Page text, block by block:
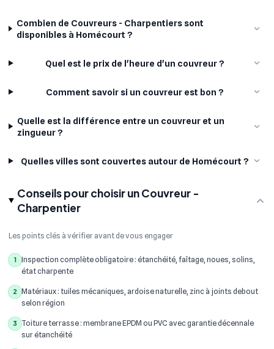
Combien de Couvreurs - Charpentiers sont
disponibles à Homécourt ?
Quel est le prix de l'heure d'un couvreur ?
Comment savoir si un couvreur est bon ?
Quelle est la différence entre un couvreur et un
zingueur ?
Quelles villes sont couvertes autour de Homécourt ?
Conseils pour choisir un Couvreur -
Charpentier
Les points clés à vérifier avant de vous engager
1
Inspection complète obligatoire : étanchéité, faîtage, noues, solins,
état charpente
2
Matériaux : tuiles mécaniques, ardoise naturelle, zinc à joints debout
selon région
3
Toiture terrasse : membrane EPDM ou PVC avec garantie décennale
sur étanchéité